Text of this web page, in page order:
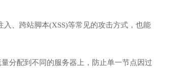
入、跨站脚本(XSS)等常见的攻击方式，也能
分配到不同的服务器上，防止单一节点因过